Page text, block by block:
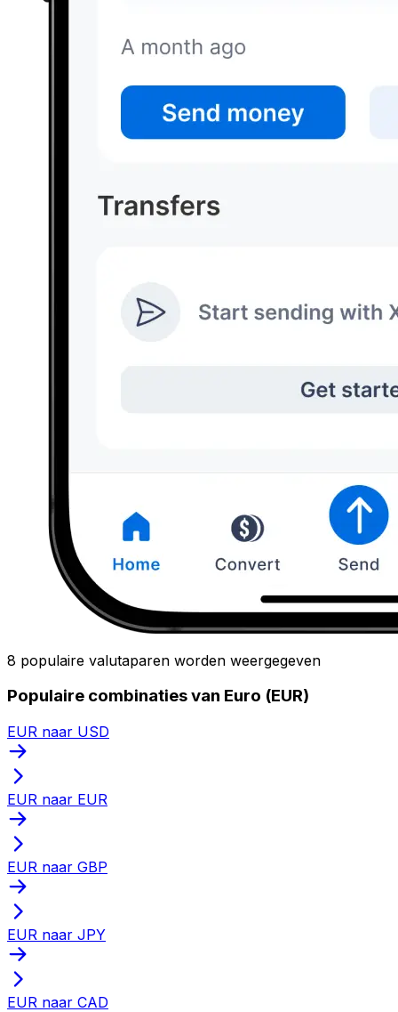
8 populaire valutaparen worden weergegeven
Populaire combinaties van Euro (EUR)
EUR naar USD
EUR naar EUR
EUR naar GBP
EUR naar JPY
EUR naar CAD